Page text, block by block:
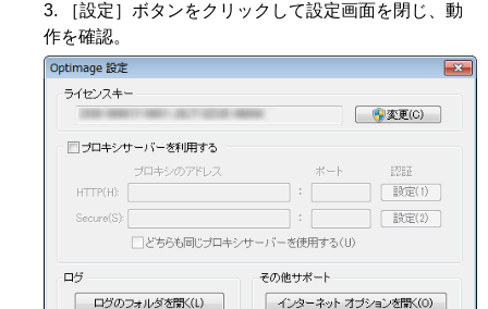
［設定］ボタンをクリックして設定画面を閉じ、動
作を確認。